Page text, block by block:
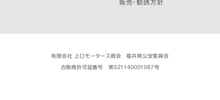
販売・勧誘方針
有限会社 上口モータース商会 福井県公安委員会
古物商許可証番号 第521140001067号